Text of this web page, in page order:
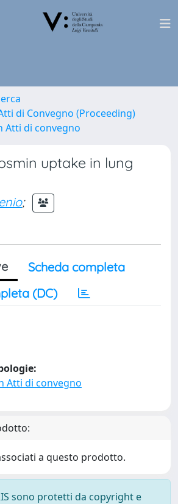
di Convegno (Proceeding)
Atti di convegno
uptake in lung
;
Scheda completa
(DC)
Atti di convegno
a questo prodotto.
sono protetti da copyright e